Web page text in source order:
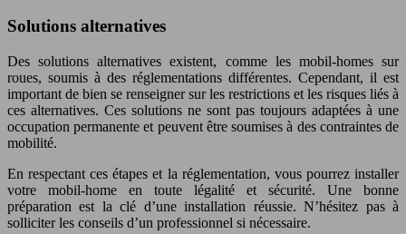
Solutions alternatives
Des solutions alternatives existent, comme les mobil-homes sur
roues, soumis à des réglementations différentes. Cependant, il est
important de bien se renseigner sur les restrictions et les risques liés à
ces alternatives. Ces solutions ne sont pas toujours adaptées à une
occupation permanente et peuvent être soumises à des contraintes de
mobilité.
En respectant ces étapes et la réglementation, vous pourrez installer
votre mobil-home en toute légalité et sécurité. Une bonne
préparation est la clé d’une installation réussie. N’hésitez pas à
solliciter les conseils d’un professionnel si nécessaire.